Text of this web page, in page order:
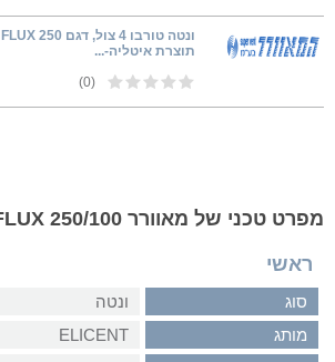
ונטה טורבו 4 צול, דגם FLUX 250
תוצרת איטליה-...
(0)
מפרט טכני של מאוורר ELICENT FLUX 250/100
ראשי
סוג
ונטה
מותג
ELICENT